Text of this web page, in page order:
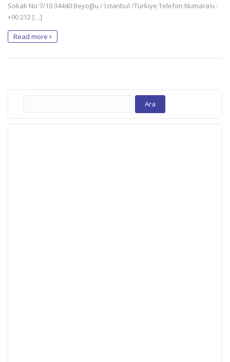
Sokak No:7/10 34440 Beyoğlu / İstanbul /Türkiye Telefon Numarası :
+90 212 […]
Read more
Arama: